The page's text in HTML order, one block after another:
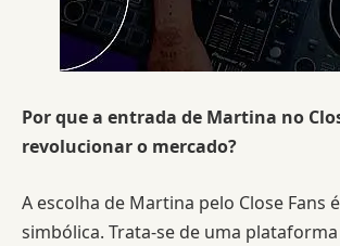
Por que a entrada de Martina no
revolucionar o mercado?
A escolha de Martina pelo Close Fans
simbólica. Trata-se de uma